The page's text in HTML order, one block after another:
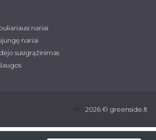
nariai
nariai
susigrąžinimas
2026 © greenside.lt